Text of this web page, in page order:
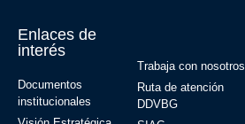
Enlaces de
interés
Documentos
institucionales
Trabaja con nosotros
Ruta de atención
DDVBG